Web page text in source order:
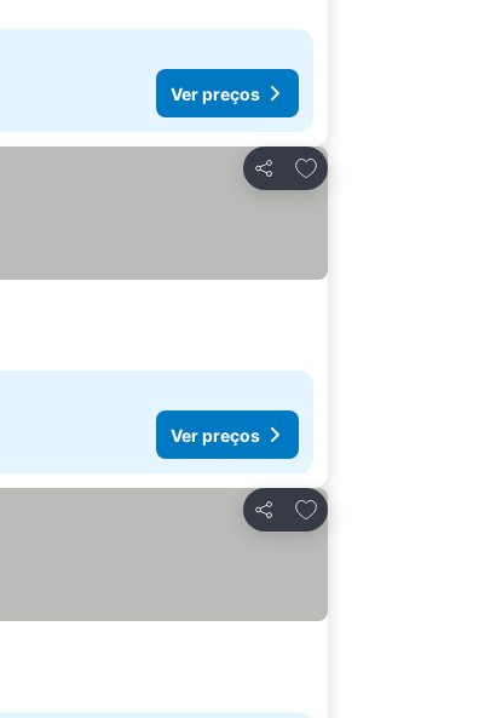
Ver preços
Partilhar
Adicionar aos favoritos
Ver preços
Partilhar
Adicionar aos favoritos